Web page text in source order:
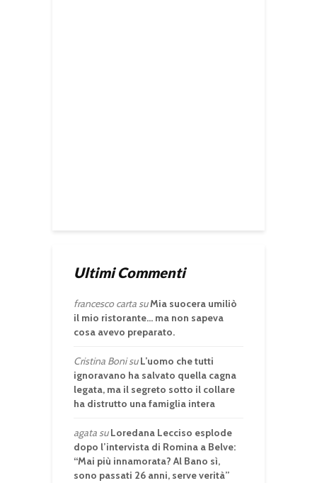
Ultimi Commenti
francesco cartasuMia suocera umiliò
il mio ristorante… ma non sapeva
cosa avevo preparato.
Cristina BonisuL’uomo che tutti
ignoravano ha salvato quella cagna
legata, ma il segreto sotto il collare
ha distrutto una famiglia intera
agatasuLoredana Lecciso esplode
dopo l’intervista di Romina a Belve:
“Mai più innamorata? Al Bano sì,
sono passati 26 anni, serve verità”